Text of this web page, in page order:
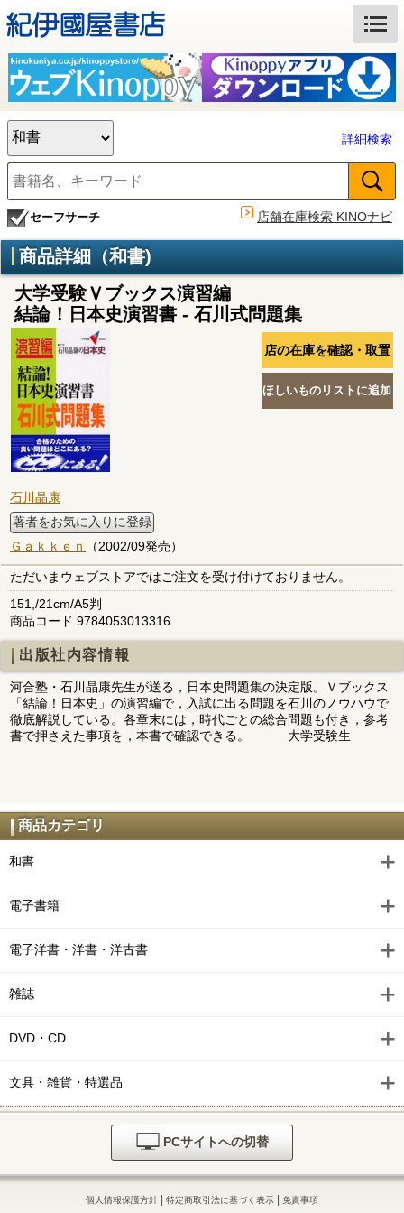
詳細検索
セーフサーチ 店舗在庫検索 KINOナビ
商品詳細（和書)
大学受験Ｖブックス演習編
結論！日本史演習書 - 石川式問題集
石川晶康
著者をお気に入りに登録
Ｇａｋｋｅｎ
（2002/09発売）
ただいまウェブストアではご注文を受け付けておりません。
151,/21cm/A5判
商品コード 9784053013316
出版社内容情報
河合塾・石川晶康先生が送る，日本史問題集の決定版。Ｖブックス
「結論！日本史」の演習編で，入試に出る問題を石川のノウハウで
徹底解説している。各章末には，時代ごとの総合問題も付き，参考
書で押さえた事項を，本書で確認できる。 大学受験生
商品カテゴリ
和書
電子書籍
電子洋書・洋書・洋古書
雑誌
DVD・CD
文具・雑貨・特選品
PCサイトへの切替
個人情報保護方針 | 特定商取引法に基づく表示 | 免責事項